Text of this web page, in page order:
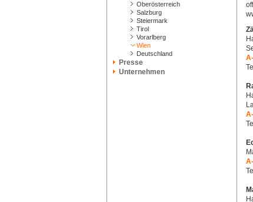
Oberösterreich
Salzburg
Steiermark
Tirol
Vorarlberg
Wien
Deutschland
Presse
Unternehmen